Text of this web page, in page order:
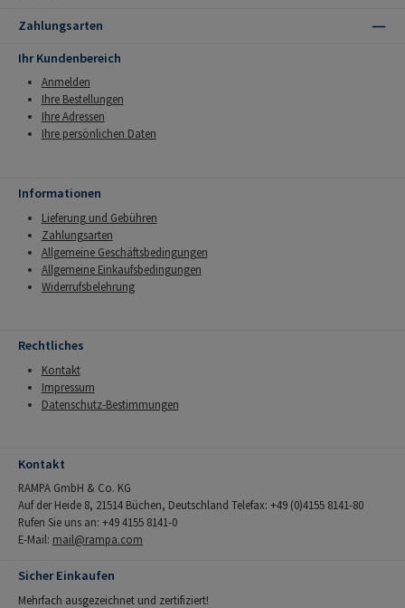
Zahlungsarten
Ihr Kundenbereich
Anmelden
Ihre Bestellungen
Ihre Adressen
Ihre persönlichen Daten
Informationen
Lieferung und Gebühren
Zahlungsarten
Allgemeine Geschäftsbedingungen
Allgemeine Einkaufsbedingungen
Widerrufsbelehrung
Rechtliches
Kontakt
Impressum
Datenschutz-Bestimmungen
Kontakt
RAMPA GmbH & Co. KG
Auf der Heide 8, 21514 Büchen, Deutschland Telefax: +49 (0)4155 8141-80
Rufen Sie uns an: +49 4155 8141-0
E-Mail: mail@rampa.com
Sicher Einkaufen
Mehrfach ausgezeichnet und zertifiziert!